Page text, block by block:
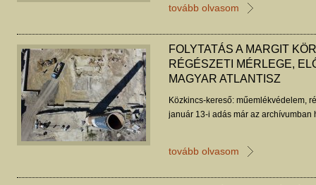
tovább olvasom
FOLYTATÁS A MARGIT
RÉGÉSZETI MÉRLEGE,
MAGYAR ATLANTISZ
Közkincs-kereső: műemlékvédelem,
január 13-i adás már az archívumban
tovább olvasom